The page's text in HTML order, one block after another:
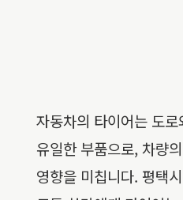
자동차의 타이어는 도
유일한 부품으로, 차량
영향을 미칩니다. 평택